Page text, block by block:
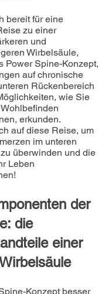
bereit für eine
zu einer
und
Wirbelsäule,
Power Spine-Konzept,
auf chronische
Rückenbereich
wie Sie
erkunden.
auf diese Reise, um
im unteren
überwinden und die
Leben
der
die
einer
Konzept besser